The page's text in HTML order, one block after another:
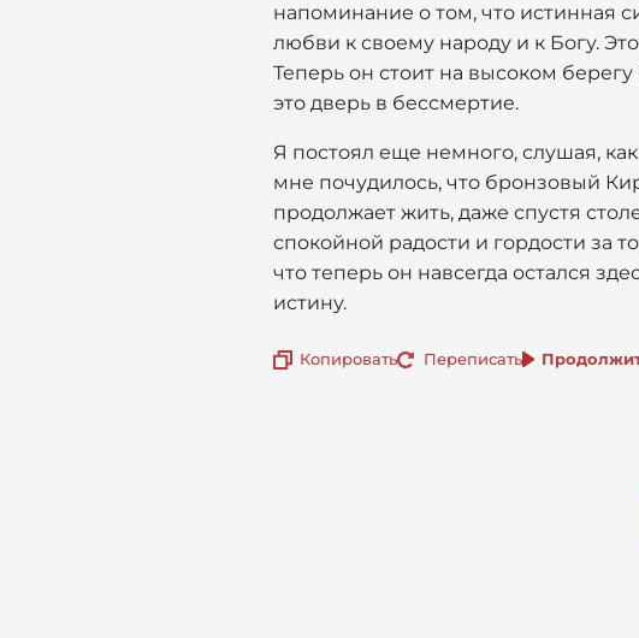
напоминание о том, что истинная
любви к своему народу и к Богу.
Теперь он стоит на высоком
это дверь в бессмертие.
Я постоял еще немного, слушая,
мне почудилось, что бронзовый
продолжает жить, даже спустя
спокойной радости и гордости за
что теперь он навсегда остался
истину.
Копировать Переписать